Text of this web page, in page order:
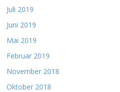
Juli 2019
Juni 2019
Mai 2019
Februar 2019
November 2018
Oktober 2018